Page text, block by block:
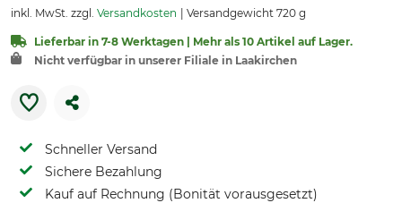
inkl. MwSt. zzgl. Versandkosten Versandgewicht 720 g
Lieferbar in 7-8 Werktagen | Mehr als 10 Artikel auf Lager.
Nicht verfügbar in unserer Filiale in Laakirchen
Schneller Versand
Sichere Bezahlung
Kauf auf Rechnung (Bonität vorausgesetzt)